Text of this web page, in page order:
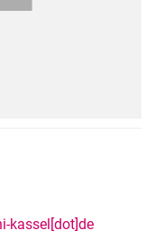
kassel[dot]de